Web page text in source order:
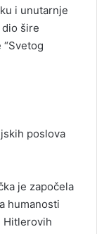
i unutarnje
šire
poslova
je započela
humanosti
Hitlerovih